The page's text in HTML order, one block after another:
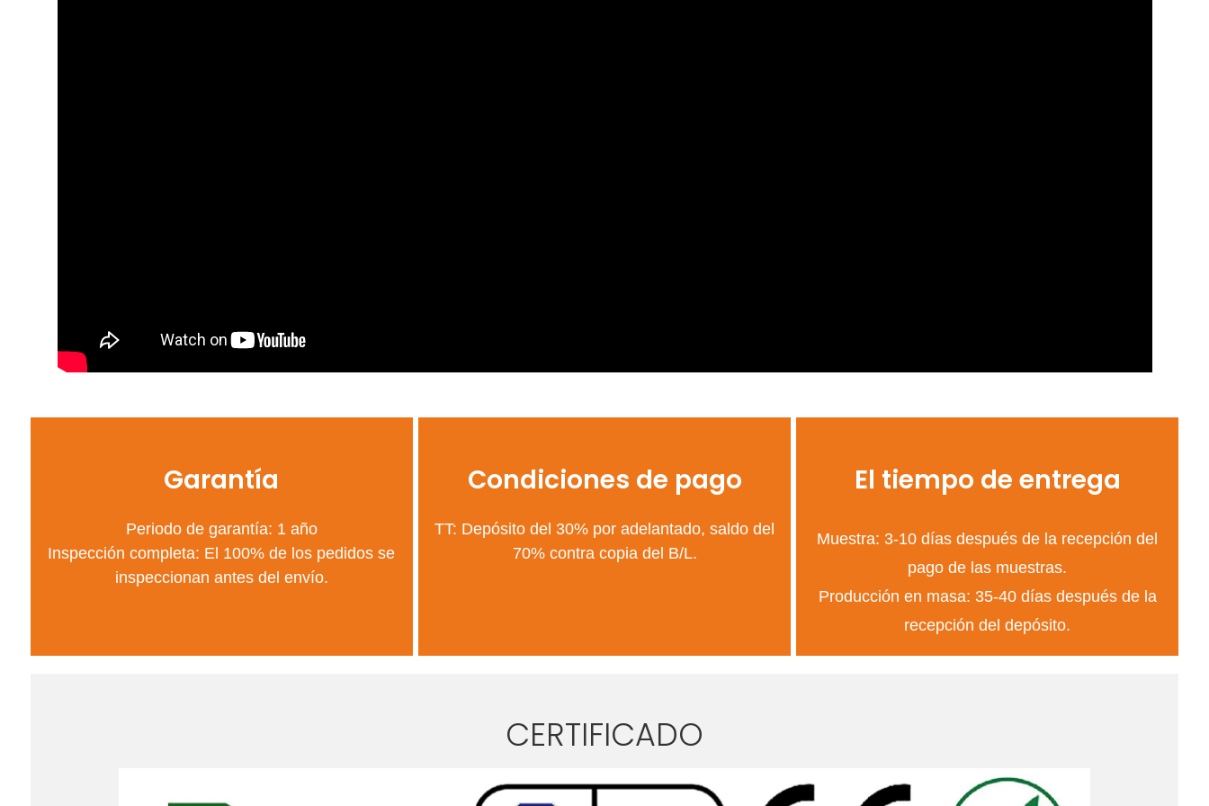
Garantía
Periodo de garantía: 1 año
Inspección completa: El 100% de los pedidos se
inspeccionan antes del envío.
Condiciones de pago
TT: Depósito del 30% por adelantado, saldo del
70% contra copia del B/L.
El tiempo de entrega
Muestra: 3-10 días después de la recepción del
pago de las muestras.
Producción en masa: 35-40 días después de la
recepción del depósito.
CERTIFICADO